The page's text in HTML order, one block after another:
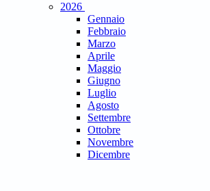
2026
Gennaio
Febbraio
Marzo
Aprile
Maggio
Giugno
Luglio
Agosto
Settembre
Ottobre
Novembre
Dicembre